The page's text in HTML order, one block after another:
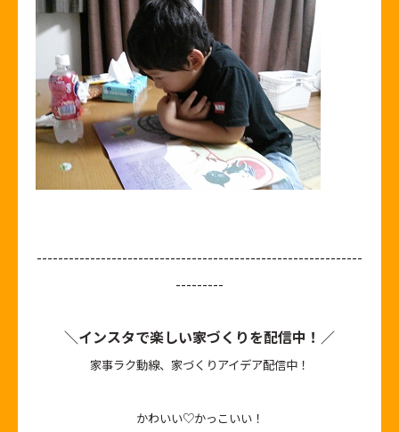
-------------------------------------------------------------
---------
＼インスタで楽しい家づくりを配信中！／
家事ラク動線、家づくりアイデア配信中！
かわいい♡かっこいい！